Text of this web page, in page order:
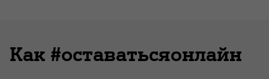
Как #оставатьсяонлайн